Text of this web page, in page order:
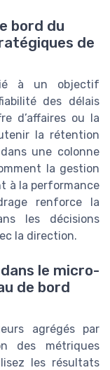
bord du
de
à un objectif
des délais
d’affaires ou la
la rétention
une colonne
la gestion
à la performance
renforce la
les décisions
la direction.
le micro-
de bord
agrégés par
des métriques
les résultats